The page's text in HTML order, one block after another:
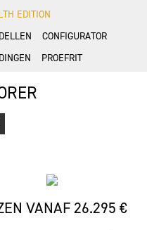
EDITION
CONFIGURATOR
PROEFRIT
VANAF 26.295 €